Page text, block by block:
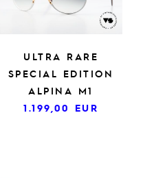
ULTRA RARE
SPECIAL EDITION
ALPINA M1
1.199,00 EUR